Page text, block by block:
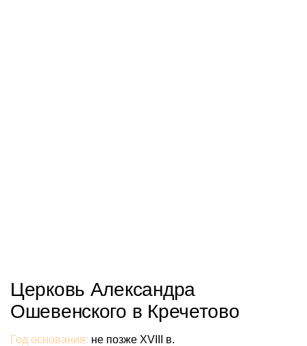
Церковь Александра
Ошевенского в Кречетово
Год основания: не позже XVIII в.